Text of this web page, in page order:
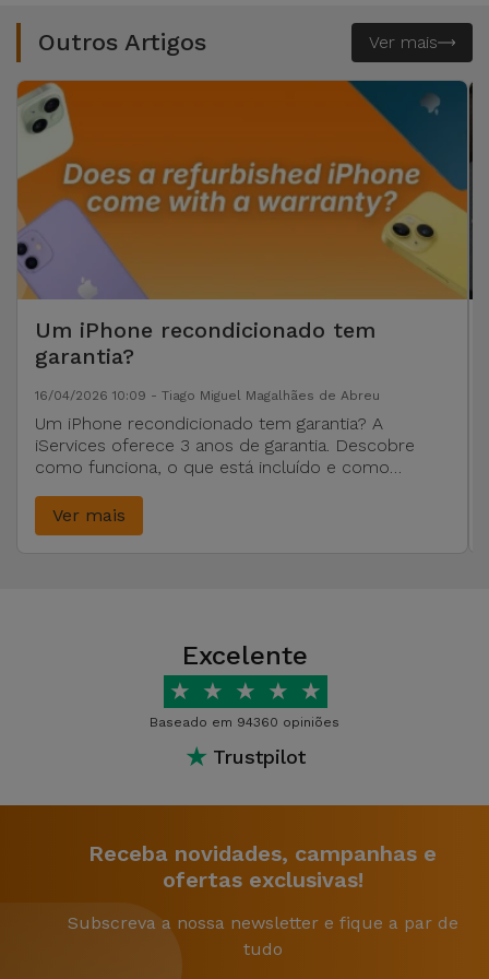
Outros Artigos Ver mais
Um iPhone recondicionado tem
garantia?
16/04/2026 10:09 - Tiago Miguel Magalhães de Abreu
Um iPhone recondicionado tem garantia? A
iServices oferece 3 anos de garantia. Descobre
como funciona, o que está incluído e como
Ver mais
Excelente
★ ★ ★ ★ ★
Baseado em 94360 opiniões
★ Trustpilot
Receba novidades, campanhas e
ofertas exclusivas!
Subscreva a nossa newsletter e fique a par de
tudo